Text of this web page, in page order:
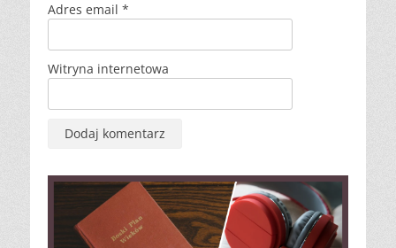
Adres email *
Witryna internetowa